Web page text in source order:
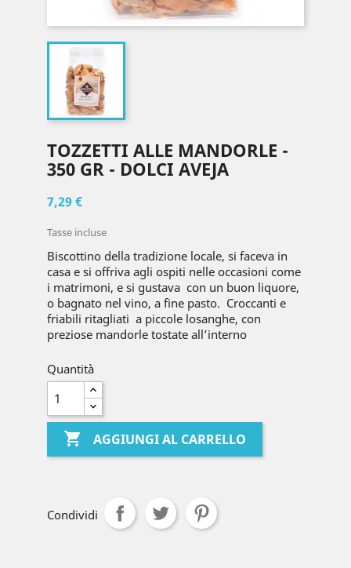
TOZZETTI ALLE MANDORLE -
350 GR - DOLCI AVEJA
7,29 €
Tasse incluse
Biscottino della tradizione locale, si faceva in
casa e si offriva agli ospiti nelle occasioni come
i matrimoni, e si gustava con un buon liquore,
o bagnato nel vino, a fine pasto. Croccanti e
friabili ritagliati a piccole losanghe, con
preziose mandorle tostate all’interno
Quantità
 AGGIUNGI AL CARRELLO
Condividi